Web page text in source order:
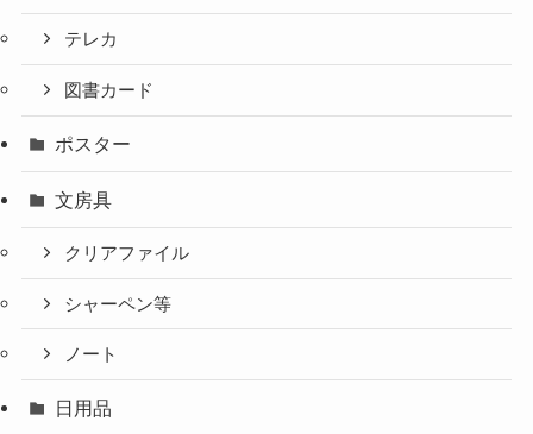
テレカ
図書カード
ポスター
文房具
クリアファイル
シャーペン等
ノート
日用品